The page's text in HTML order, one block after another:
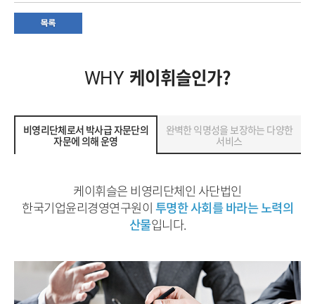
WHY 케이휘슬인가?
비영리단체로서 박사급 자문단의
자문에 의해 운영
완벽한 익명성을 보장하는 다양한
서비스
케이휘슬은 비영리단체인 사단법인
한국기업윤리경영연구원이투명한 사회를 바라는 노력의
산물입니다.